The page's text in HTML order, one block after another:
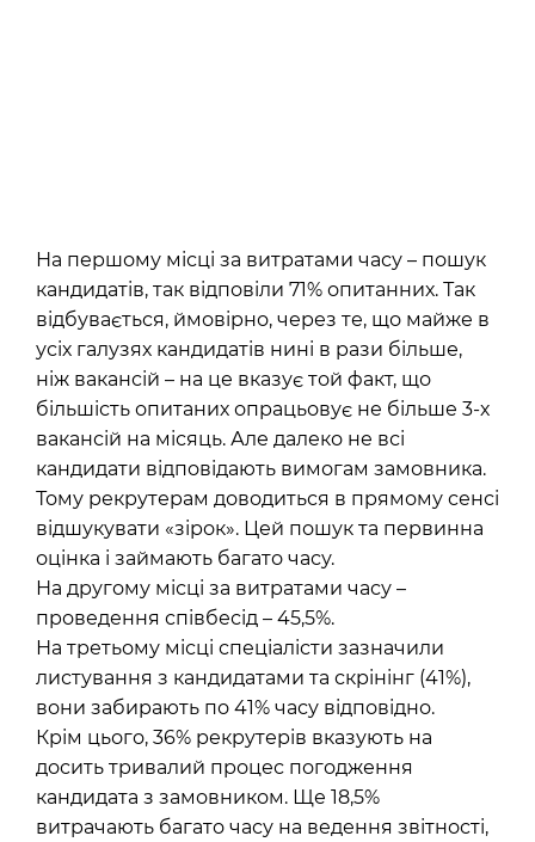
На першому місці за витратами часу – пошук
кандидатів, так відповіли 71% опитанних. Так
відбувається, ймовірно, через те, що майже в
усіх галузях кандидатів нині в рази більше,
ніж вакансій – на це вказує той факт, що
більшість опитаних опрацьовує не більше 3-х
вакансій на місяць. Але далеко не всі
кандидати відповідають вимогам замовника.
Тому рекрутерам доводиться в прямому сенсі
відшукувати «зірок». Цей пошук та первинна
оцінка і займають багато часу.
На другому місці за витратами часу –
проведення співбесід – 45,5%.
На третьому місці спеціалісти зазначили
листування з кандидатами та скрінінг (41%),
вони забирають по 41% часу відповідно.
Крім цього, 36% рекрутерів вказують на
досить тривалий процес погодження
кандидата з замовником. Ще 18,5%
витрачають багато часу на ведення звітності,